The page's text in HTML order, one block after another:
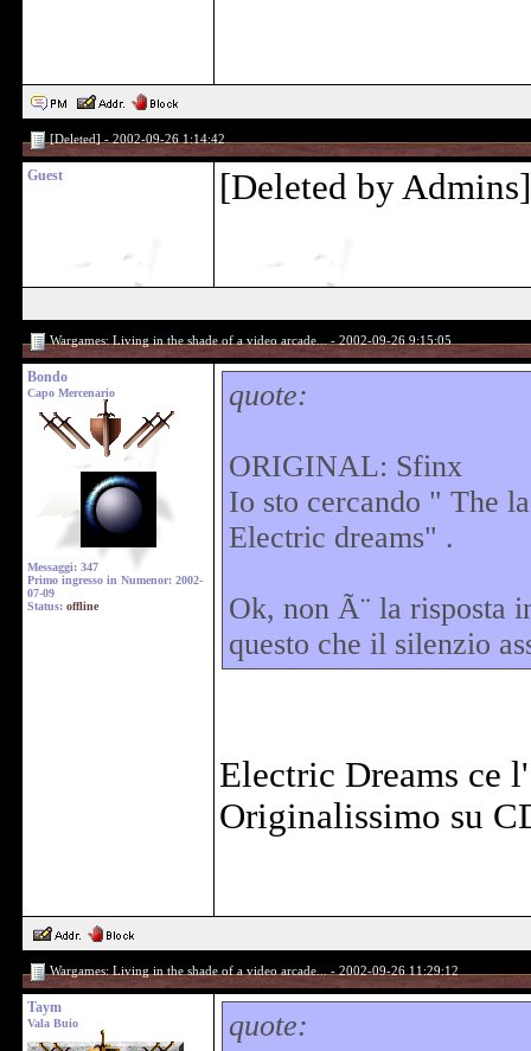
[Deleted] - 2002-09-26 1:14:42
Guest [Deleted by Admins]
Wargames: Living in the shade of a video arcade... - 2002-09-26 9:15:05
Bondo
Capo Mercenario
Messaggi: 347
Primo ingresso in Numenor: 2002-
07-09
Status: offline
quote:
ORIGINAL: Sfinx
Io sto cercando " The
Electric dreams" .
Ok, non Ã¨ la risposta
questo che il silenzio
Electric Dreams ce
Originalissimo su
Wargames: Living in the shade of a video arcade... - 2002-09-26 11:29:12
Taym
Vala Buio quote: